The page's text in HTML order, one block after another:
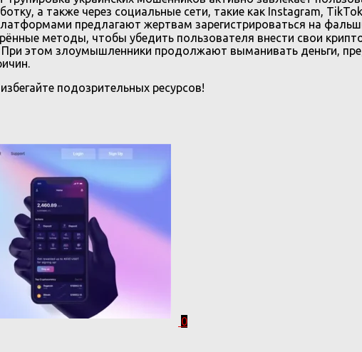
а также через социальные сети, такие как Instagram,
предлагают жертвам зарегистрироваться на
методы, чтобы убедить пользователя внести свои
этом злоумышленники продолжают выманивать деньги,
подозрительных ресурсов!
0